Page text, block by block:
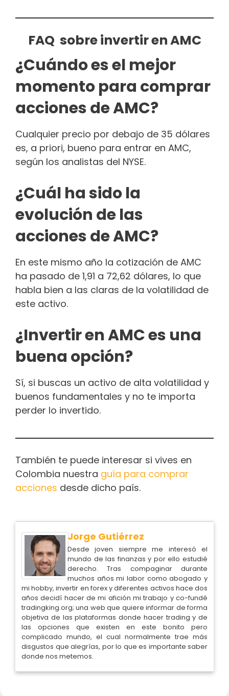
FAQ sobre invertir en AMC
¿Cuándo es el mejor
momento para comprar
acciones de AMC?
Cualquier precio por debajo de 35 dólares
es, a priori, bueno para entrar en AMC,
según los analistas del NYSE.
¿Cuál ha sido la
evolución de las
acciones de AMC?
En este mismo año la cotización de AMC
ha pasado de 1,91 a 72,62 dólares, lo que
habla bien a las claras de la volatilidad de
este activo.
¿Invertir en AMC es una
buena opción?
Sí, si buscas un activo de alta volatilidad y
buenos fundamentales y no te importa
perder lo invertido.
También te puede interesar si vives en
Colombia nuestra guía para comprar
acciones desde dicho país.
Jorge Gutiérrez
Desde joven siempre me interesó el
mundo de las finanzas y por ello estudié
derecho. Tras compaginar durante
muchos años mi labor como abogado y
mi hobby, invertir en forex y diferentes activos hace dos
años decidí hacer de mi afición mi trabajo y co-fundé
tradingking.org; una web que quiere informar de forma
objetiva de las plataformas donde hacer trading y de
las opciones que existen en este bonito pero
complicado mundo, el cual normalmente trae más
disgustos que alegrías, por lo que es importante saber
donde nos metemos.